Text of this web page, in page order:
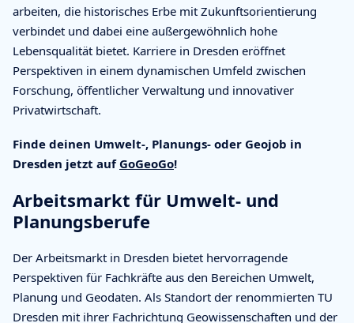
arbeiten, die historisches Erbe mit Zukunftsorientierung
verbindet und dabei eine außergewöhnlich hohe
Lebensqualität bietet. Karriere in Dresden eröffnet
Perspektiven in einem dynamischen Umfeld zwischen
Forschung, öffentlicher Verwaltung und innovativer
Privatwirtschaft.
Finde deinen Umwelt-, Planungs- oder Geojob in
Dresden jetzt auf GoGeoGo!
Arbeitsmarkt für Umwelt- und
Planungsberufe
Der Arbeitsmarkt in Dresden bietet hervorragende
Perspektiven für Fachkräfte aus den Bereichen Umwelt,
Planung und Geodaten. Als Standort der renommierten TU
Dresden mit ihrer Fachrichtung Geowissenschaften und der